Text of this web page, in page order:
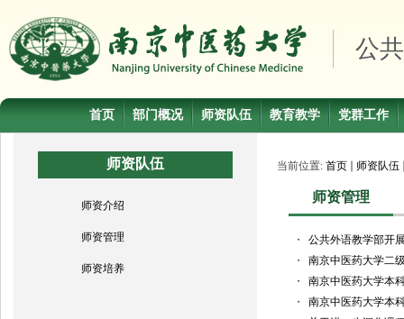
公
首页 部门概况 师资队伍 教育教学 党群工作
师资队伍
师资介绍
师资管理
师资培养
当前位置: 首页 师资队伍
师资管理
・
公共外语教学部开
・
南京中医药大学二
・
南京中医药大学本
・
南京中医药大学本